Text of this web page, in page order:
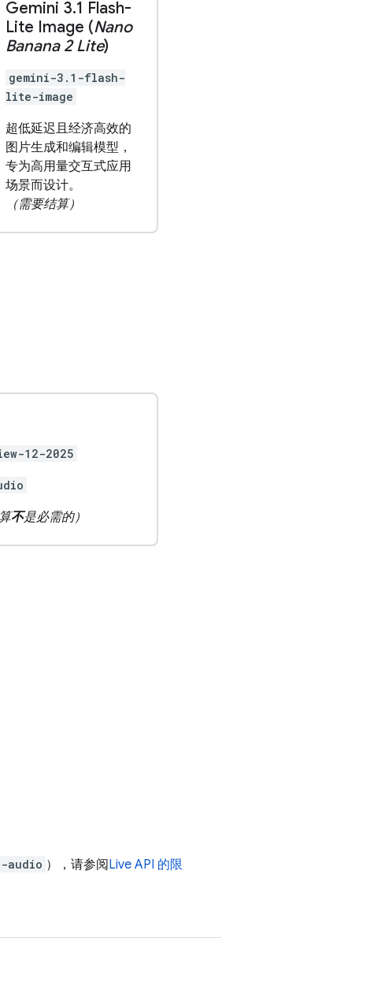
Gemini 3.1 Flash-
Lite Image (Nano
Banana 2 Lite)
gemini-3.1-flash-
lite-image
超低延迟且经济高效的
图片生成和编辑模型，
专为高用量交互式应用
场景而设计。
（需要结算）
12-2025
不是必需的）
audio ），请参阅Live API 的限